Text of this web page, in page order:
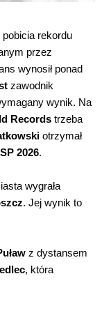
pobicia rekordu
przez
wynosił ponad
zawodnik
wynik. Na
Records trzeba
otrzymał
2026.
wygrała
. Jej wynik to
z dystansem
, która